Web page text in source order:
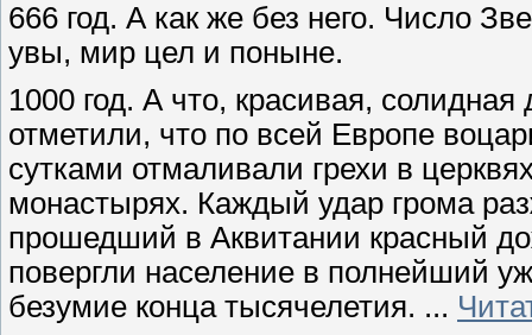
666 год. А как же без него. Число
увы, мир цел и поныне.
1000 год. А что, красивая,
отметили, что по всей Европе
сутками отмаливали грехи в
монастырях. Каждый удар грома
прошедший в Аквитании красный
повергли население в полнейший
безумие конца тысячелетия. ...